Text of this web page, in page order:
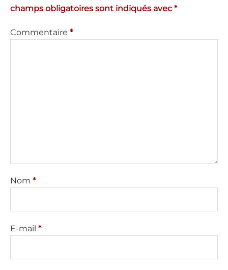
champs obligatoires sont indiqués avec *
Commentaire *
Nom *
E-mail *